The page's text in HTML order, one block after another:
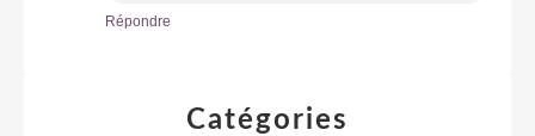
Répondre
Catégories